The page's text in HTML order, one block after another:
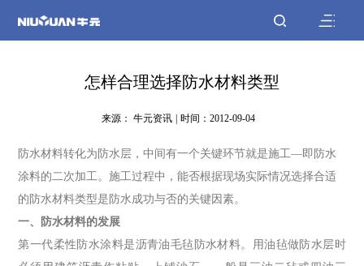
怎样合理选择防水材料类型
来源： 牛元资讯 时间：2012-09-04
防水材料转化为防水层，中间有一个关键环节就是施工—即防水
涂料的二次加工。施工过程中，能否根据现场实际情况选择合适
的防水材料类型是防水成功与否的关键因素。
一、防水材料的发展
第一代柔性防水涂料是沥青油毛毡防水材料。用油毡做防水层时